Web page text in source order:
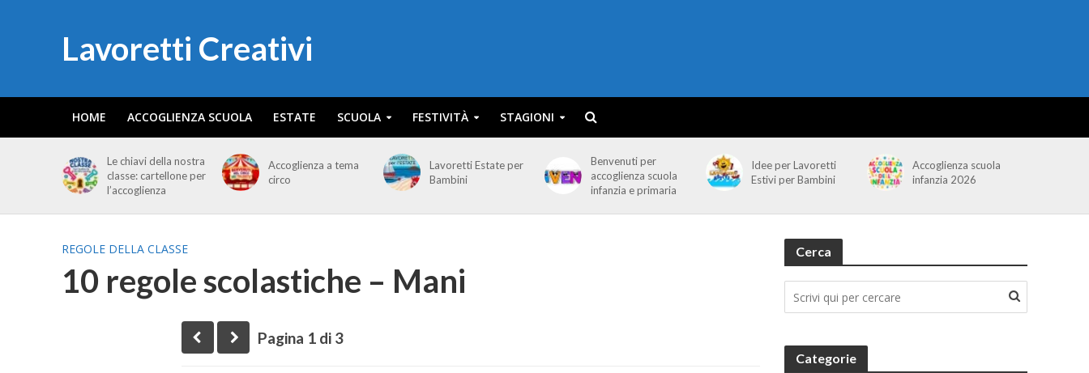
Lavoretti Creativi
HOME ACCOGLIENZA SCUOLA ESTATE SCUOLA FESTIVITÀ STAGIONI
Le chiavi della nostra
classe: cartellone per
l’accoglienza
Accoglienza a tema
circo
Lavoretti Estate per
Bambini
Benvenuti per
accoglienza scuola
infanzia e primaria
Idee per Lavoretti
Estivi per Bambini
Accoglienza scuola
infanzia 2026
REGOLE DELLA CLASSE
10 regole scolastiche – Mani
Pagina 1 di 3
Cerca
Categorie